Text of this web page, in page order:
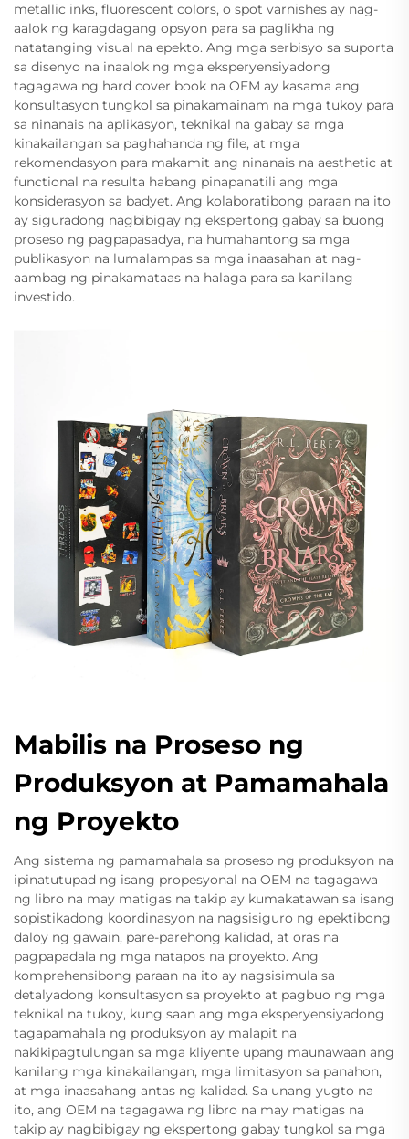
metallic inks, fluorescent colors, o spot varnishes ay nag-
aalok ng karagdagang opsyon para sa paglikha ng
natatanging visual na epekto. Ang mga serbisyo sa suporta
sa disenyo na inaalok ng mga eksperyensiyadong
tagagawa ng hard cover book na OEM ay kasama ang
konsultasyon tungkol sa pinakamainam na mga tukoy para
sa ninanais na aplikasyon, teknikal na gabay sa mga
kinakailangan sa paghahanda ng file, at mga
rekomendasyon para makamit ang ninanais na aesthetic at
functional na resulta habang pinapanatili ang mga
konsiderasyon sa badyet. Ang kolaboratibong paraan na ito
ay siguradong nagbibigay ng ekspertong gabay sa buong
proseso ng pagpapasadya, na humahantong sa mga
publikasyon na lumalampas sa mga inaasahan at nag-
aambag ng pinakamataas na halaga para sa kanilang
investido.
Mabilis na Proseso ng
Produksyon at Pamamahala
ng Proyekto
Ang sistema ng pamamahala sa proseso ng produksyon na
ipinatutupad ng isang propesyonal na OEM na tagagawa
ng libro na may matigas na takip ay kumakatawan sa isang
sopistikadong koordinasyon na nagsisiguro ng epektibong
daloy ng gawain, pare-parehong kalidad, at oras na
pagpapadala ng mga natapos na proyekto. Ang
komprehensibong paraan na ito ay nagsisimula sa
detalyadong konsultasyon sa proyekto at pagbuo ng mga
teknikal na tukoy, kung saan ang mga eksperyensiyadong
tagapamahala ng produksyon ay malapit na
nakikipagtulungan sa mga kliyente upang maunawaan ang
kanilang mga kinakailangan, mga limitasyon sa panahon,
at mga inaasahang antas ng kalidad. Sa unang yugto na
ito, ang OEM na tagagawa ng libro na may matigas na
takip ay nagbibigay ng ekspertong gabay tungkol sa mga